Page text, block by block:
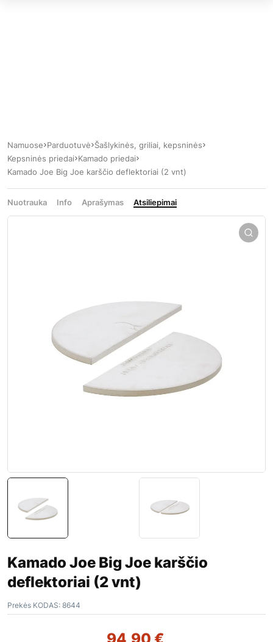
Namuose Parduotuvė Šašlykinės, griliai, kepsninės
Kepsninės priedai Kamado priedai
Kamado Joe Big Joe karščio deflektoriai (2 vnt)
Nuotrauka Info Aprašymas Atsiliepimai
Kamado Joe Big Joe karščio
deflektoriai (2 vnt)
Prekės KODAS: 8644